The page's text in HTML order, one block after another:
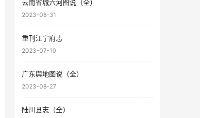
云南省城六河图说（全）
2023-08-31
重刊江宁府志
2023-07-10
广东舆地图说（全）
2023-08-27
陆川县志（全）